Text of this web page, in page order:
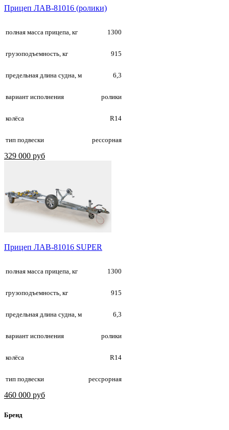
Прицеп ЛАВ-81016 (ролики)
полная масса прицепа, кг 1300
грузоподъемность, кг 915
предельная длина судна, м 6,3
вариант исполнения ролики
колёса R14
тип подвески рессорная
329 000 руб
Прицеп ЛАВ-81016 SUPER
полная масса прицепа, кг 1300
грузоподъемность, кг 915
предельная длина судна, м 6,3
вариант исполнения ролики
колёса R14
тип подвески рессрорная
460 000 руб
Бренд